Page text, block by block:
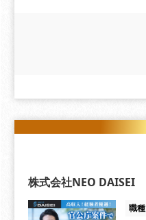
株式会社NEO DAISEI
職種